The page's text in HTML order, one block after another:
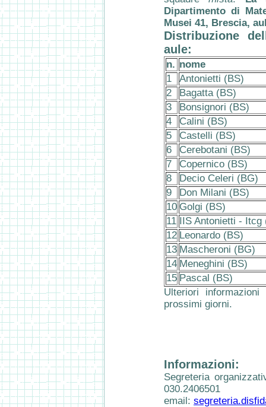
Dipartimento di
Musei 41, Brescia,
Distribuzione
aule:
n. nome
1
Antonietti (BS)
2
Bagatta (BS)
3
Bonsignori (BS)
4
Calini (BS)
5
Castelli (BS)
6
Cerebotani (BS)
7
Copernico (BS)
8
Decio Celeri (BG)
9
Don Milani (BS)
10 Golgi (BS)
11 IIS Antonietti - Itcg
12 Leonardo (BS)
13 Mascheroni (BG)
14 Meneghini (BS)
15 Pascal (BS)
Ulteriori
prossimi giorni.
Informazioni:
Segreteria
030.2406501
email: